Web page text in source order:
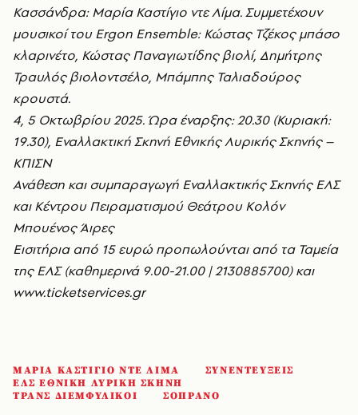
Κασσάνδρα: Μαρία Καστίγιο ντε Λίμα. Συμμετέχουν
μουσικοί του Ergon Ensemble: Κώστας Τζέκος μπάσο
κλαρινέτο, Κώστας Παναγιωτίδης βιολί, Δημήτρης
Τραυλός βιολοντσέλο, Μπάμπης Ταλιαδούρος
κρουστά.
4, 5 Οκτωβρίου 2025. Ώρα έναρξης: 20.30 (Κυριακή:
19.30), Εναλλακτική Σκηνή Εθνικής Λυρικής Σκηνής –
ΚΠΙΣΝ
Ανάθεση και συμπαραγωγή Εναλλακτικής Σκηνής ΕΛΣ
και Κέντρου Πειραματισμού Θεάτρου Κολόν
Μπουένος Άιρες
Εισιτήρια από 15 ευρώ προπωλούνται από τα Ταμεία
της ΕΛΣ (καθημερινά 9.00-21.00 | 2130885700) και
www.ticketservices.gr
ΜΑΡΙΑ ΚΑΣΤΙΓΙΟ ΝΤΕ ΛΙΜΑ
ΣΥΝΕΝΤΕΥΞΕΙΣ
ΕΛΣ ΕΘΝΙΚΗ ΛΥΡΙΚΗ ΣΚΗΝΗ
ΤΡΑΝΣ ΔΙΕΜΦΥΛΙΚΟΙ
ΣΟΠΡΑΝΟ